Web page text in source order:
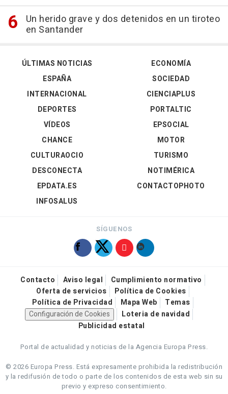
Un herido grave y dos detenidos en un tiroteo
en Santander
ÚLTIMAS NOTICIAS
ESPAÑA
INTERNACIONAL
DEPORTES
VÍDEOS
ECONOMÍA
SOCIEDAD
CIENCIAPLUS
PORTALTIC
EPSOCIAL
CHANCE
CULTURAOCIO
DESCONECTA
EPDATA.ES
INFOSALUS
MOTOR
TURISMO
NOTIMÉRICA
CONTACTOPHOTO
SÍGUENOS
Contacto Aviso legal
Cumplimiento normativo
Oferta de servicios
Política de Cookies
Política de Privacidad
Mapa Web
Temas
Configuración de Cookies
Loteria de navidad
Publicidad estatal
Portal de actualidad y noticias de la Agencia Europa Press.
© 2026 Europa Press. Está expresamente prohibida la redistribución
y la redifusión de todo o parte de los contenidos de esta web sin su
previo y expreso consentimiento.